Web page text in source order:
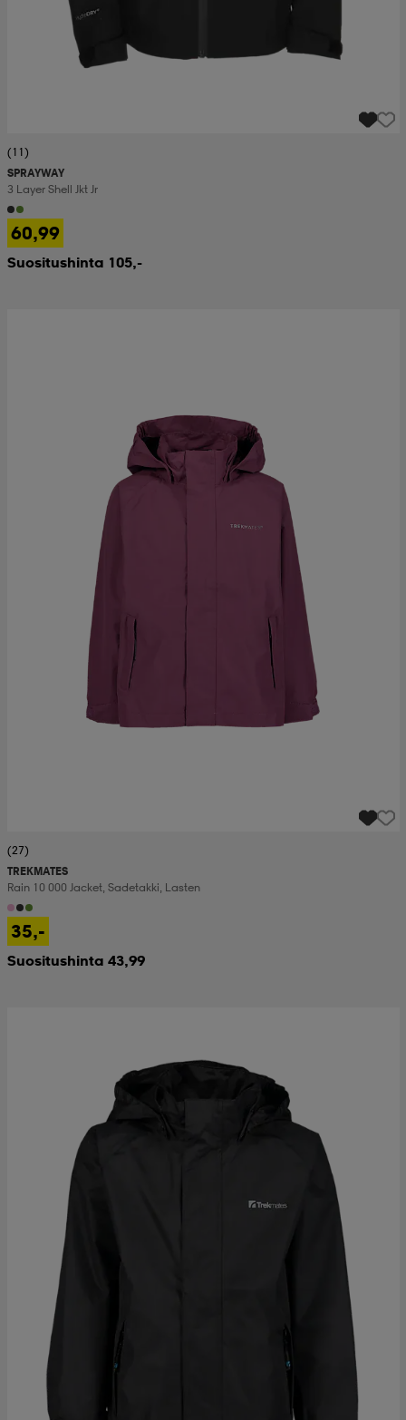
(11)
SPRAYWAY
3 Layer Shell Jkt Jr
60,99
Suositushinta 105,-
(27)
TREKMATES
Rain 10 000 Jacket, Sadetakki, Lasten
35,-
Suositushinta 43,99